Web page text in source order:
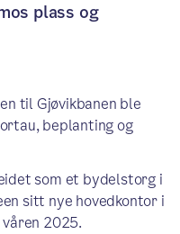
plass og
til Gjøvikbanen ble
beplanting og
som et bydelstorg i
sitt nye hovedkontor i
2025.